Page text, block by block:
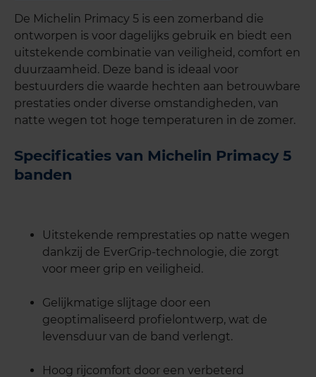
De Michelin Primacy 5 is een zomerband die
ontworpen is voor dagelijks gebruik en biedt een
uitstekende combinatie van veiligheid, comfort en
duurzaamheid. Deze band is ideaal voor
bestuurders die waarde hechten aan betrouwbare
prestaties onder diverse omstandigheden, van
natte wegen tot hoge temperaturen in de zomer.
Specificaties van Michelin Primacy 5
banden
Uitstekende remprestaties op natte wegen
dankzij de EverGrip-technologie, die zorgt
voor meer grip en veiligheid.
Gelijkmatige slijtage door een
geoptimaliseerd profielontwerp, wat de
levensduur van de band verlengt.
Hoog rijcomfort door een verbeterd